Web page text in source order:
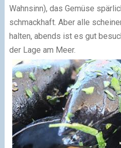
Wahnsinn), das Gemüse
schmackhaft. Aber alle
halten, abends ist es gut
der Lage am Meer.